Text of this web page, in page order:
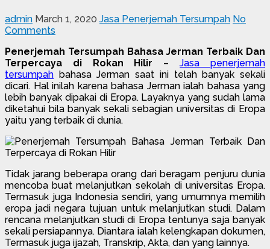
admin March 1, 2020 Jasa Penerjemah Tersumpah No
Comments
Penerjemah Tersumpah Bahasa Jerman Terbaik Dan
Terpercaya di Rokan Hilir –Jasa penerjemah
tersumpah bahasa Jerman saat ini telah banyak sekali
dicari. Hal inilah karena bahasa Jerman ialah bahasa yang
lebih banyak dipakai di Eropa. Layaknya yang sudah lama
diketahui bila banyak sekali sebagian universitas di Eropa
yaitu yang terbaik di dunia.
Tidak jarang beberapa orang dari beragam penjuru dunia
mencoba buat melanjutkan sekolah di universitas Eropa.
Termasuk juga Indonesia sendiri, yang umumnya memilih
eropa jadi negara tujuan untuk melanjutkan studi. Dalam
rencana melanjutkan studi di Eropa tentunya saja banyak
sekali persiapannya. Diantara ialah kelengkapan dokumen,
Termasuk juga ijazah, Transkrip, Akta, dan yang lainnya.